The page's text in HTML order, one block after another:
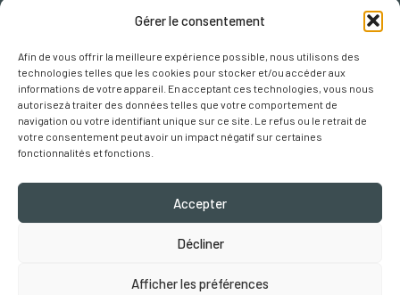
Gérer le consentement
Afin de vous offrir la meilleure expérience possible, nous utilisons des
technologies telles que les cookies pour stocker et/ou accéder aux
informations de votre appareil. En acceptant ces technologies, vous nous
autorisez à traiter des données telles que votre comportement de
navigation ou votre identifiant unique sur ce site. Le refus ou le retrait de
votre consentement peut avoir un impact négatif sur certaines
fonctionnalités et fonctions.
Accepter
Décliner
Afficher les préférences
Privacy Policy
Cookie policy
Préférences Cookies